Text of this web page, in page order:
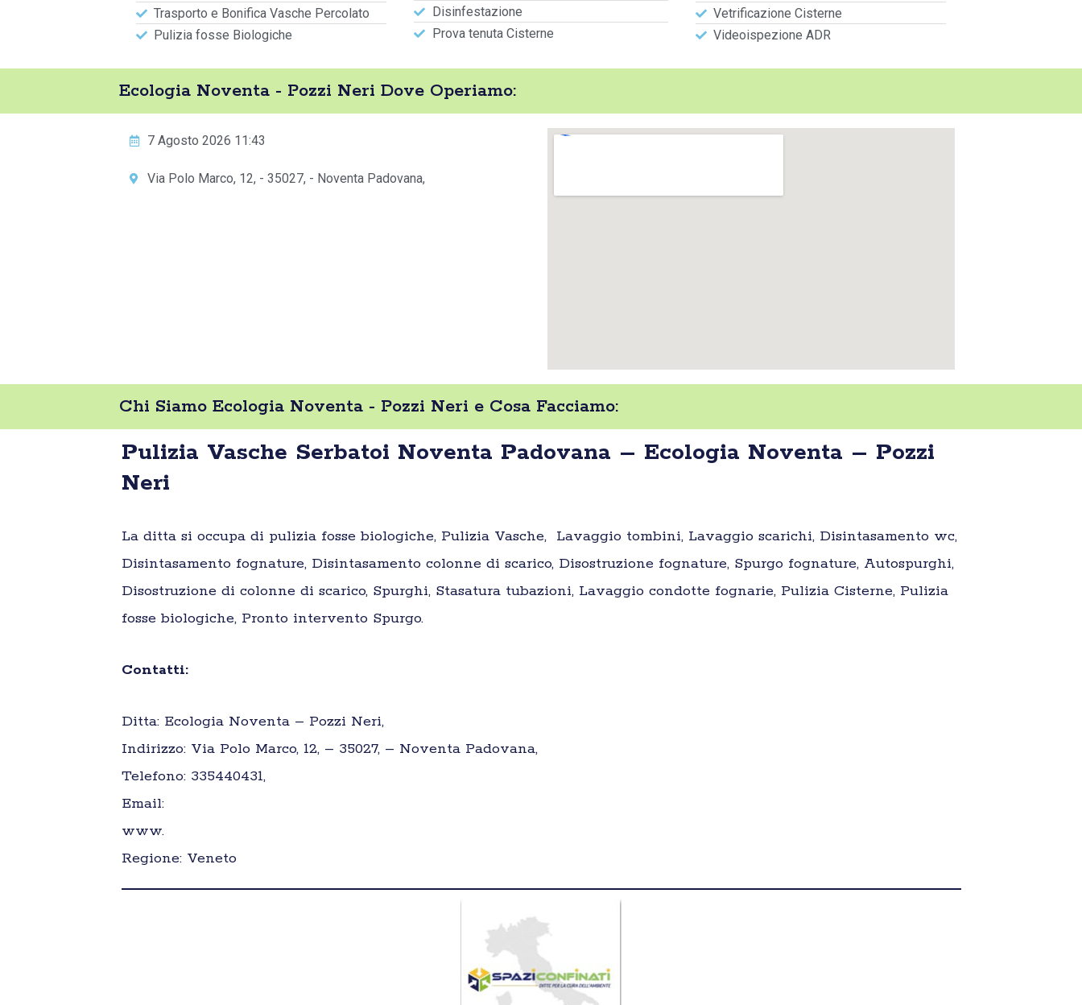
Trasporto e Bonifica Vasche Percolato
Pulizia fosse Biologiche
Disinfestazione
Prova tenuta Cisterne
Vetrificazione Cisterne
Videoispezione ADR
Ecologia Noventa - Pozzi Neri Dove Operiamo:
7 Agosto 2026 11:43
Via Polo Marco, 12, - 35027, - Noventa Padovana,
Chi Siamo Ecologia Noventa - Pozzi Neri e Cosa Facciamo:
Pulizia Vasche Serbatoi Noventa Padovana – Ecologia Noventa – Pozzi
Neri
La ditta si occupa di pulizia fosse biologiche, Pulizia Vasche, Lavaggio tombini, Lavaggio scarichi, Disintasamento wc,
Disintasamento fognature, Disintasamento colonne di scarico, Disostruzione fognature, Spurgo fognature, Autospurghi,
Disostruzione di colonne di scarico, Spurghi, Stasatura tubazioni, Lavaggio condotte fognarie, Pulizia Cisterne, Pulizia
fosse biologiche, Pronto intervento Spurgo.
Contatti:
Ditta: Ecologia Noventa – Pozzi Neri,
Indirizzo: Via Polo Marco, 12, – 35027, – Noventa Padovana,
Telefono: 335440431,
Email:
www.
Regione: Veneto